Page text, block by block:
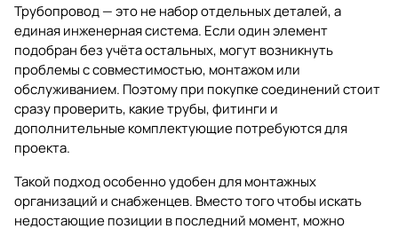
Трубопровод — это не набор отдельных деталей, а
единая инженерная система. Если один элемент
подобран без учёта остальных, могут возникнуть
проблемы с совместимостью, монтажом или
обслуживанием. Поэтому при покупке соединений стоит
сразу проверить, какие трубы, фитинги и
дополнительные комплектующие потребуются для
проекта.
Такой подход особенно удобен для монтажных
организаций и снабженцев. Вместо того чтобы искать
недостающие позиции в последний момент, можно